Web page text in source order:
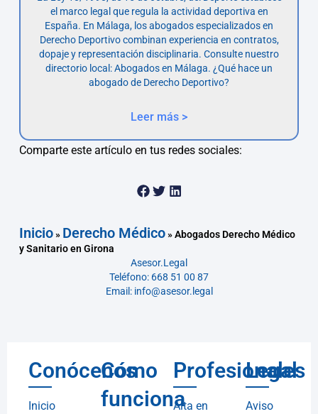
el marco legal que regula la actividad deportiva en
España. En Málaga, los abogados especializados en
Derecho Deportivo combinan experiencia en contratos,
dopaje y representación disciplinaria. Consulte nuestro
directorio local: Abogados en Málaga. ¿Qué hace un
abogado de Derecho Deportivo?
Leer más >
Comparte este artículo en tus redes sociales:
Inicio» Derecho Médico»Abogados Derecho Médico
y Sanitario en Girona
Asesor.Legal
Teléfono: 668 51 00 87
Email: info@asesor.legal
Conócenos
Inicio
Cómo
funciona
Profesionales
Alta en
Legal
Aviso